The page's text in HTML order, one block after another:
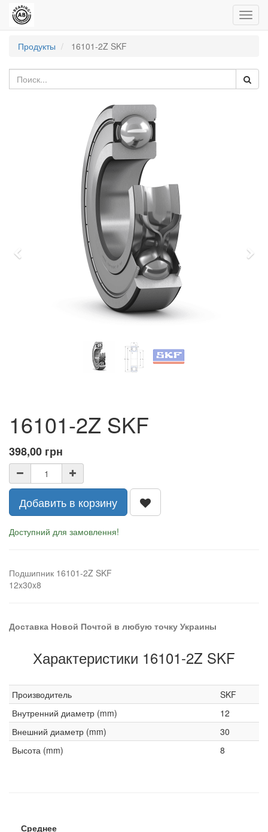
Продукты
16101-2Z SKF
16101-2Z SKF
398,00 грн
Добавить в корзину
Доступний для замовлення!
Подшипник 16101-2Z SKF
12x30x8
Доставка Новой Почтой в любую точку Украины
Характеристики 16101-2Z SKF
Производитель
SKF
Внутренний диаметр (mm)
12
Внешний диаметр (mm)
30
Высота (mm)
8
Среднее